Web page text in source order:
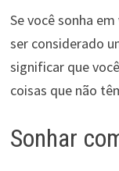
Se você sonha
ser considerado
significar que
coisas que não
Sonhar